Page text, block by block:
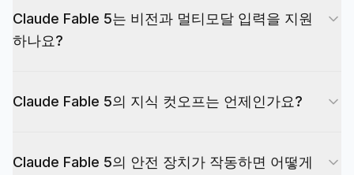
미터 지원 상황, 지원되는 effort 레벨, thinking 동
작은 Anthropic API 문서를 확인하세요. 이러한 세
합니다. 현재 허용되는 값은 Anthropic API 문서를
참조하세요.
터 Claude API, AWS의 Claude Platform,
Amazon Bedrock, Google Vertex AI, Microsoft
재 라우트와 계정 이용 가능 여부를 확인하세요.
Claude Fable 5는 비전과 멀티모달 입력을 지원
하나요?
하여 스크린샷, 시각 문서, 멀티모달 분석 워크플로
Claude Fable 5의 지식 컷오프는 언제인가요?
따라 갱신될 수 있으므로, 권위 있는 정보는
Claude Fable 5의 안전 장치가 작동하면 어떻게